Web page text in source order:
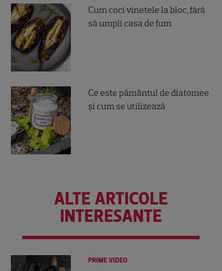
Cum coci vinetele la bloc, fără
să umpli casa de fum
Ce este pământul de diatomee
și cum se utilizează
ALTE ARTICOLE
INTERESANTE
PRIME VIDEO